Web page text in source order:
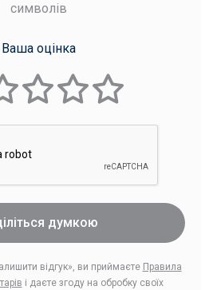
символів
Ваша оцінка
думкою
відгук», ви приймаєте Правила
і даєте згоду на обробку своїх